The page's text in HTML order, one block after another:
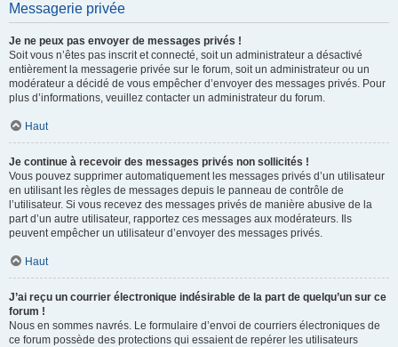
Messagerie privée
Je ne peux pas envoyer de messages privés !
Soit vous n’êtes pas inscrit et connecté, soit un administrateur a désactivé
entièrement la messagerie privée sur le forum, soit un administrateur ou un
modérateur a décidé de vous empêcher d’envoyer des messages privés. Pour
plus d’informations, veuillez contacter un administrateur du forum.
Haut
Je continue à recevoir des messages privés non sollicités !
Vous pouvez supprimer automatiquement les messages privés d’un utilisateur
en utilisant les règles de messages depuis le panneau de contrôle de
l’utilisateur. Si vous recevez des messages privés de manière abusive de la
part d’un autre utilisateur, rapportez ces messages aux modérateurs. Ils
peuvent empêcher un utilisateur d’envoyer des messages privés.
Haut
J’ai reçu un courrier électronique indésirable de la part de quelqu’un sur ce
forum !
Nous en sommes navrés. Le formulaire d’envoi de courriers électroniques de
ce forum possède des protections qui essaient de repérer les utilisateurs